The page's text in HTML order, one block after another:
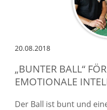
20.08.2018
„BUNTER BALL“
EMOTIONALE
Der Ball ist bunt und